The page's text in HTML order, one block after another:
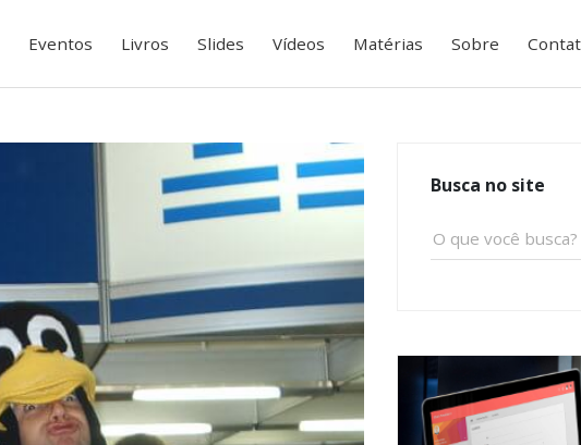
Eventos Livros Slides Vídeos Matérias Sobre
Busca no site